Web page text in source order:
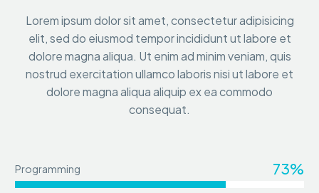
Lorem ipsum dolor sit amet, consectetur adipisicing
elit, sed do eiusmod tempor incididunt ut labore et
dolore magna aliqua. Ut enim ad minim veniam, quis
nostrud exercitation ullamco laboris nisi ut labore et
dolore magna aliqua aliquip ex ea commodo
consequat.
Programming 73%